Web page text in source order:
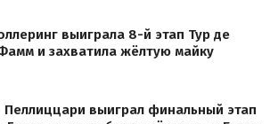
выиграла 8-й этап Тур де
и захватила жёлтую майку
выиграл финальный этап